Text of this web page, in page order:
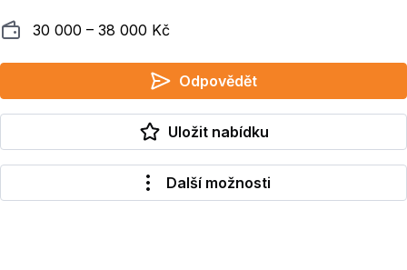
Plat 30 000 ‍–‍ 38 000 Kč
Odpovědět
Uložit nabídku
Další možnosti